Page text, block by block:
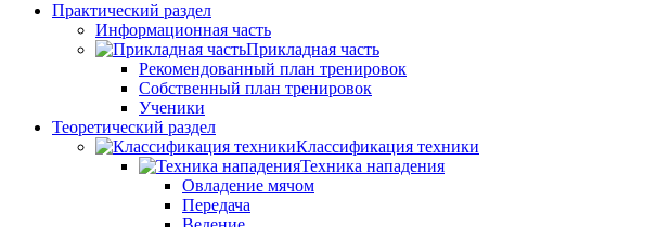
Практический раздел
Информационная часть
Прикладная часть
Рекомендованный план тренировок
Собственный план тренировок
Ученики
Теоретический раздел
Классификация техники
Техника нападения
Овладение мячом
Передача